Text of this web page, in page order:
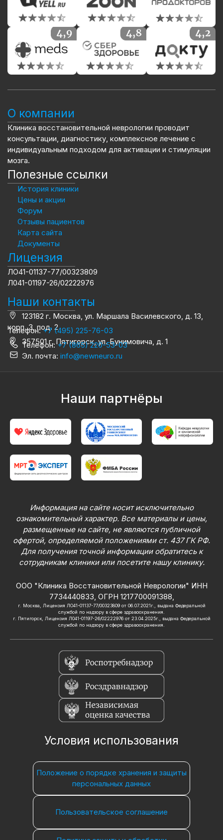
О компании
Клиника восстановительной неврологии проводит
консультации, диагностику, комплексное лечение с
индивидуальным подходом для активации и стимуляции
мозга.
Полезные ссылки
История клиники
Цены и акции
Форум
Отзывы пациентов
Карта сайта
Документы
Лицензия
ЛО41-01137-77/00323809
Л041-01197-26/02222976
Наши контакты
123182 г. Москва, ул. Маршала Василевского, д. 13,
корп. 3, под. 2
Телефон:+7 (495) 225-76-03
357501 г. Пятигорск, ул. Бунимовича, д. 1
Телефон:+7 (865) 220-53-03
Эл. почта: info@newneuro.ru
Наши партнёры
Информация на сайте носит исключительно
ознакомительный характер. Все материалы и цены,
размещенные на сайте, не являются публичной
офертой, определяемой положениями ст. 437 ГК РФ.
Для получения точной информации обратитесь к
сотрудникам клиники или посетите нашу клинику.
ООО "Клиника Восстановительной Неврологии" ИНН
7734440833, ОГРН 1217700091388,
г. Москва, Лицензия ЛО41-01137-77/00323809 от 06.07.2021г., выдана Федеральной
службой по надзору в сфере здравоохранения.
г. Пятигорск, Лицензия Л041-01197-26/02222976 от 23.04.2025г., выдана Федеральной
службой по надзору в сфере здравоохранения.
Условия использования
Положение о порядке хранения и защиты
персональных данных
Пользовательское соглашение